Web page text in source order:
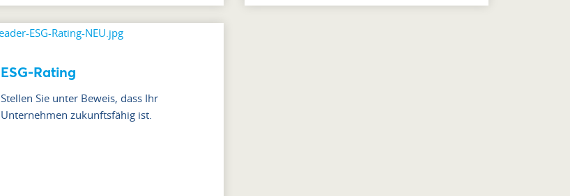
ESG-Rating
Stellen Sie unter Beweis, dass Ihr
Unternehmen zukunftsfähig ist.